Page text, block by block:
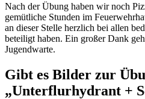
Nach der Übung haben wir noch
gemütliche Stunden im
an dieser Stelle herzlich bei allen
beteiligt haben. Ein großer Dank
Jugendwarte.
Gibt es Bilder zur
„Unterflurhydrant +